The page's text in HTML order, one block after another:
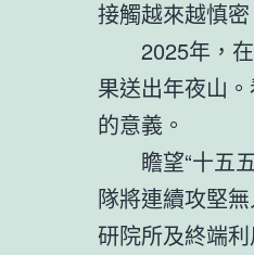
接觸越來越慎
2025年，
果送出年夜山
的意義。
瞻望“十五
隊將連續攻堅
研院所及終端